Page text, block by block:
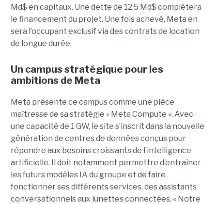
Md$ en capitaux. Une dette de 12,5 Md$ complétera
le financement du projet. Une fois achevé, Meta en
sera l’occupant exclusif via des contrats de location
de longue durée.
Un campus stratégique pour les
ambitions de Meta
Meta présente ce campus comme une pièce
maîtresse de sa stratégie « Meta Compute ». Avec
une capacité de 1 GW, le site s’inscrit dans la nouvelle
génération de centres de données conçus pour
répondre aux besoins croissants de l’intelligence
artificielle. Il doit notamment permettre d’entraîner
les futurs modèles IA du groupe et de faire
fonctionner ses différents services, des assistants
conversationnels aux lunettes connectées. « Notre